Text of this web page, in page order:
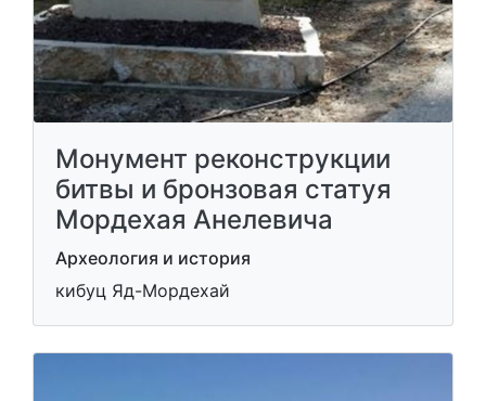
Монумент реконструкции
битвы и бронзовая статуя
Мордехая Анелевича
Археология и история
кибуц Яд-Мордехай